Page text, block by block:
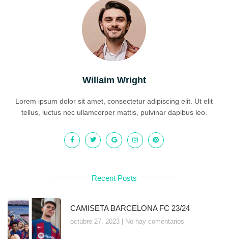
Willaim Wright
Lorem ipsum dolor sit amet, consectetur adipiscing elit. Ut elit
tellus, luctus nec ullamcorper mattis, pulvinar dapibus leo.
Recent Posts
CAMISETA BARCELONA FC 23/24
octubre 27, 2023 No hay comentarios